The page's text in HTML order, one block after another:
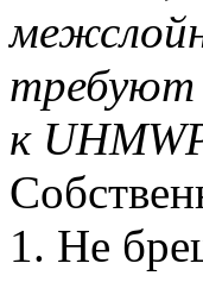
требуют
к
1. Не